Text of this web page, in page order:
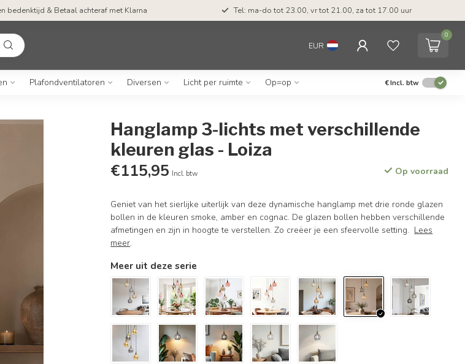
bedenktijd & Betaal achteraf met Klarna Tel: ma-do tot 23.00, vr tot 21.00, za tot 17.00 uur
EUR
0
Plafondventilatoren Diversen Licht per ruimte Op=op €Incl. btw
Hanglamp 3-lichts met verschillende
kleuren glas - Loiza
€115,95 Incl. btw Op voorraad
Geniet van het sierlijke uiterlijk van deze dynamische hanglamp met drie ronde glazen
bollen in de kleuren smoke, amber en cognac. De glazen bollen hebben verschillende
afmetingen en zijn in hoogte te verstellen. Zo creëer je een sfeervolle setting. Lees
meer.
Meer uit deze serie